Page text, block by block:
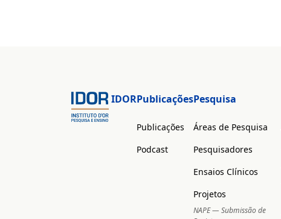
IDORPublicações
Publicações
Podcast
Pesquisa
Áreas de Pesquisa
Pesquisadores
Ensaios Clínicos
Projetos
NAPE — Submissão de